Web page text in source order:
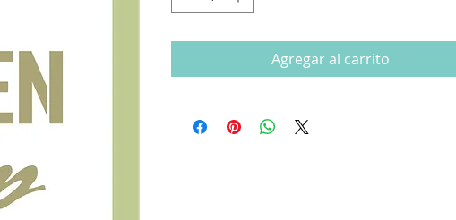
Agregar al carrito